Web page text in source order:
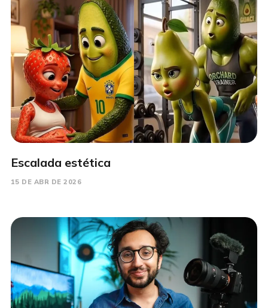
Escalada estética
15 DE ABR DE 2026